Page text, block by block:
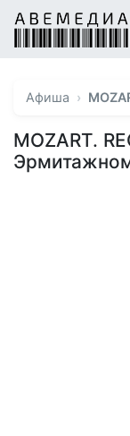
Афиша
MOZART.